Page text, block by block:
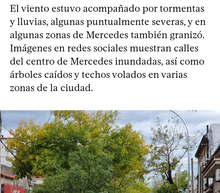
El viento estuvo acompañado por tormentas
y lluvias, algunas puntualmente severas, y en
algunas zonas de Mercedes también granizó.
Imágenes en redes sociales muestran calles
del centro de Mercedes inundadas, así como
árboles caídos y techos volados en varias
zonas de la ciudad.